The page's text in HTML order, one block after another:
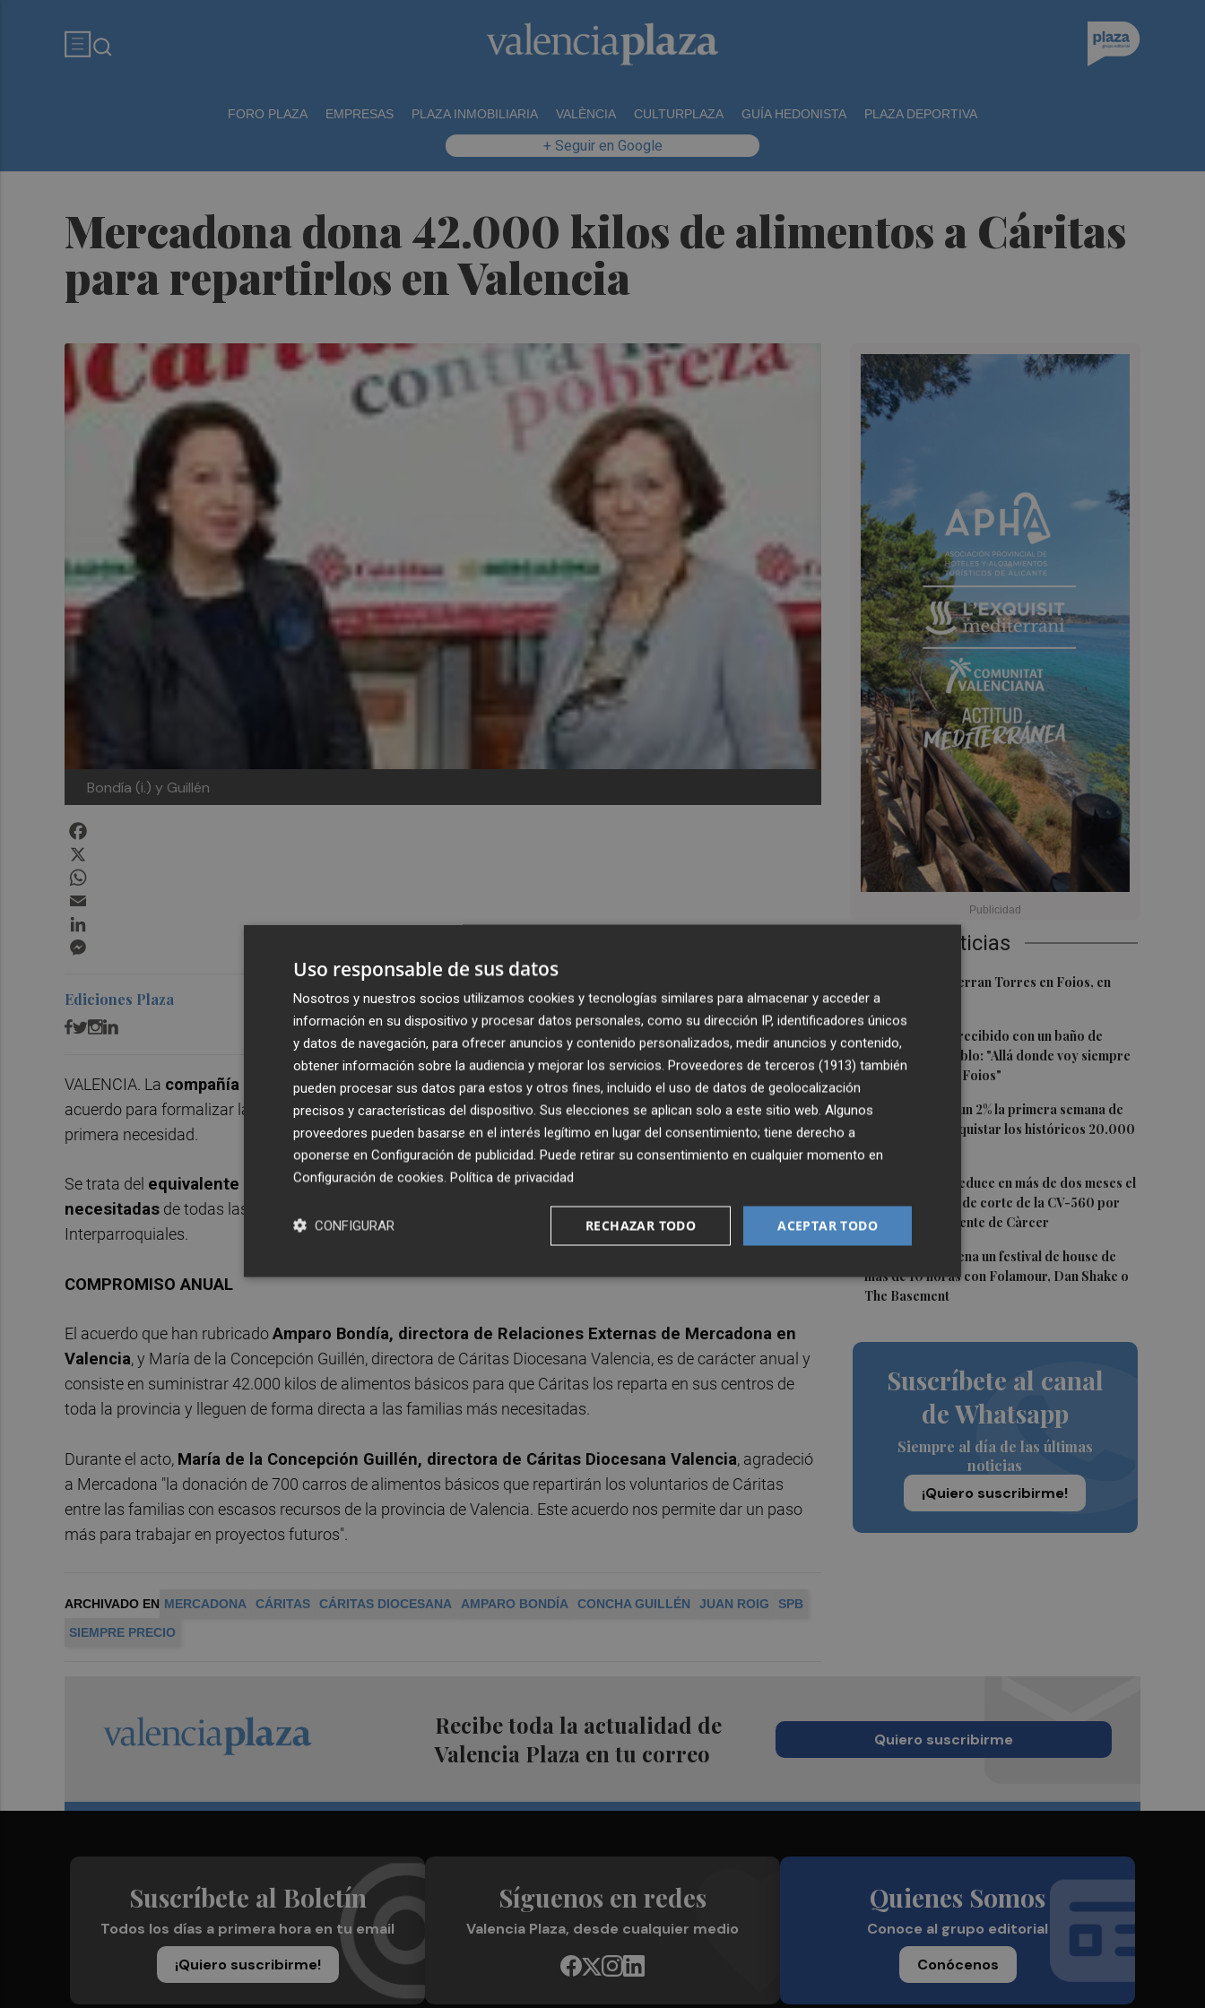
FORO PLAZA EMPRESAS PLAZA INMOBILIARIA VALÈNCIA CULTURPLAZA GUÍA HEDONISTA PLAZA DEPORTIVA
+ Seguir en Google
Mercadona dona 42.000 kilos de alimentos a Cáritas
para repartirlos en Valencia
Bondía (i.) y Guillén
Últimas Noticias
El homenaje a Ferran Torres en Foios, en
imágenes
2Ferran Torres, recibido con un baño de
masas en su pueblo: "Allá donde voy siempre
digo que soy de Foios"
3El Ibex 35 sube un 2% la primera semana de
agosto tras conquistar los históricos 20.000
puntos
La Diputación reduce en más de dos meses el
tiempo previsto de corte de la CV-560 por
las obras del puente de Càrcer
Roig Arena estrena un festival de house de
más de 10 horas con Folamour, Dan Shake o
The Basement
Suscríbete al canal
de Whatsapp
Siempre al día de las últimas
noticias
¡Quiero suscribirme!
Ediciones Plaza Publicado: 28/12/2012 ·17:35
Actualizado: 28/12/2012 · 17:55
VALENCIA. La compañía de supermercados Mercadona y Cáritas Diocesana Valenciahan firmado un
acuerdo para formalizar la relación de colaboración con el objetivo de donar 42.000 kilos de alimentos de
primera necesidad.
Se trata del equivalente a 700 carros de comida para que se repartan entre las familias más
necesitadas de todas las poblaciones de la provincia de Valencia, a través de Cáritas Parroquiales e
Interparroquiales.
COMPROMISO ANUAL
El acuerdo que han rubricadoAmparo Bondía, directora de Relaciones Externas de Mercadona en
Valencia, y María de la Concepción Guillén, directora de Cáritas Diocesana Valencia, es de carácter anual y
consiste en suministrar 42.000 kilos de alimentos básicos para que Cáritas los reparta en sus centros de
toda la provincia y lleguen de forma directa a las familias más necesitadas.
Durante el acto, María de la Concepción Guillén, directora de Cáritas Diocesana Valencia, agradeció
a Mercadona "la donación de 700 carros de alimentos básicos que repartirán los voluntarios de Cáritas
entre las familias con escasos recursos de la provincia de Valencia. Este acuerdo nos permite dar un paso
más para trabajar en proyectos futuros".
ARCHIVADO EN MERCADONA CÁRITAS CÁRITAS DIOCESANA AMPARO BONDÍA CONCHA GUILLÉN JUAN ROIG
SPB
SIEMPRE PRECIO
Recibe toda la actualidad de
Valencia Plaza en tu correo
Quiero suscribirme
Suscríbete al Boletín
Todos los días a primera hora en tu email
¡Quiero suscribirme!
Síguenos en redes
Valencia Plaza, desde cualquier medio
Quienes Somos
Conoce al grupo editorial
Conócenos
Uso responsable de sus datos
Nosotros y nuestros socios utilizamos cookies y tecnologías similares para almacenar y acceder a
información en su dispositivo y procesar datos personales, como su dirección IP, identificadores únicos
y datos de navegación, para ofrecer anuncios y contenido personalizados, medir anuncios y contenido,
obtener información sobre la audiencia y mejorar los servicios. Proveedores de terceros (1913) también
pueden procesar sus datos para estos y otros fines, incluido el uso de datos de geolocalización
precisos y características del dispositivo. Sus elecciones se aplican solo a este sitio web. Algunos
proveedores pueden basarse en el interés legítimo en lugar del consentimiento; tiene derecho a
oponerse en Configuración de publicidad. Puede retirar su consentimiento en cualquier momento en
Configuración de cookies. Política de privacidad
ACEPTAR TODO
RECHAZAR TODO
CONFIGURAR